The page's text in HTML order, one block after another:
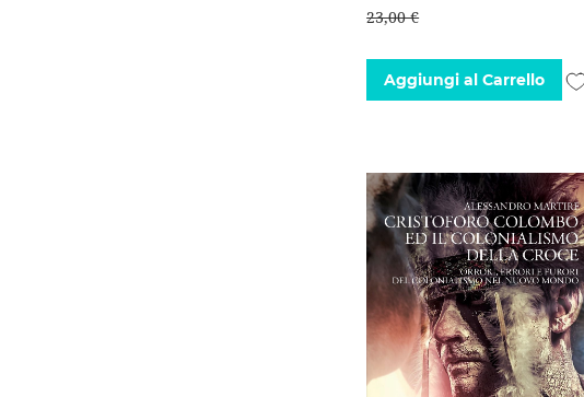
23,00 €
Aggiungi al Carrello